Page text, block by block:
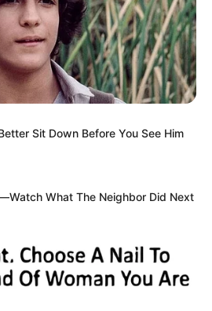
Sit Down Before You See Him
What The Neighbor Did Next